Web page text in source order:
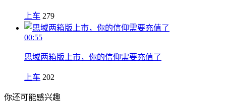
上车 279
00:55
思域两箱版上市，你的信仰需要充值了
上车 202
你还可能感兴趣